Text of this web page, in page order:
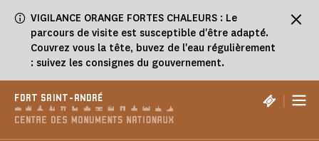
VIGILANCE ORANGE FORTES CHALEURS : Le
parcours de visite est susceptible d'être adapté.
Couvrez vous la tête, buvez de l'eau régulièrement
: suivez les consignes du gouvernement.
FORT SAINT-ANDRÉ |